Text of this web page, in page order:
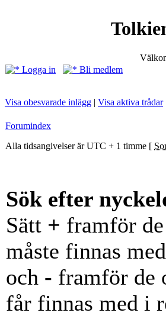
Logga in
Bli medlem
Visa obesvarade inlägg | Visa aktiva trådar
Forumindex
Alla tidsangivelser är UTC + 1 timme [
Sök efter
Sätt + framför
måste finnas
och - framför de
får finnas med i